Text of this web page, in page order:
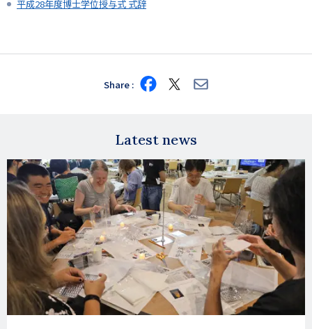
平成28年度博士学位授与式 式辞
Share Share
on
Share
on
Share
via
Latest news